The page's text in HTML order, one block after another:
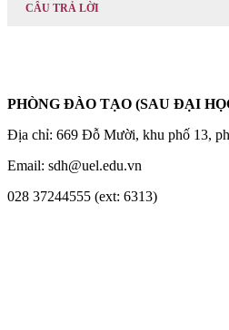
CÂU TRẢ LỜI
PHÒNG ĐÀO TẠO (SAU ĐẠI
Địa chỉ: 669 Đỗ Mười, khu phố 13,
Email: sdh@uel.edu.vn
028 37244555 (ext: 6313)